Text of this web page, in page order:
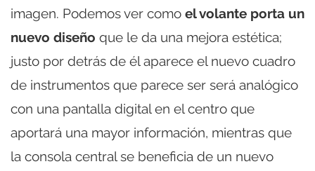
imagen. Podemos ver como el volante porta un
nuevo diseño que le da una mejora estética;
justo por detrás de él aparece el nuevo cuadro
de instrumentos que parece ser será analógico
con una pantalla digital en el centro que
aportará una mayor información, mientras que
la consola central se beneficia de un nuevo